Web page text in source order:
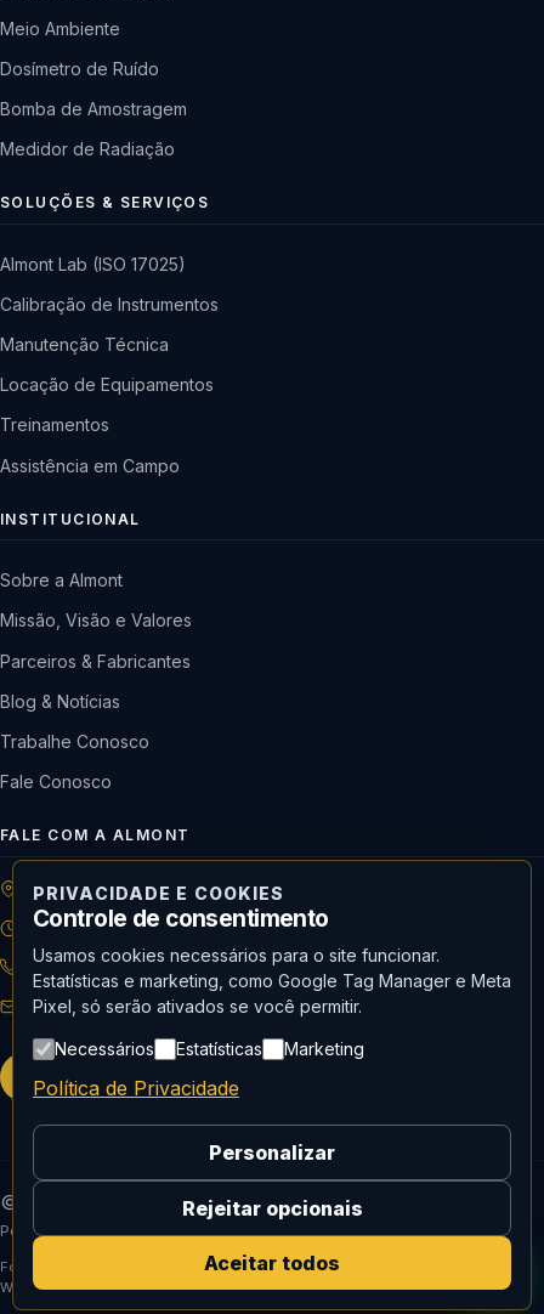
Meio Ambiente
Dosímetro de Ruído
Bomba de Amostragem
Medidor de Radiação
SOLUÇÕES & SERVIÇOS
Almont Lab (ISO 17025)
Calibração de Instrumentos
Manutenção Técnica
Locação de Equipamentos
Treinamentos
Assistência em Campo
INSTITUCIONAL
Sobre a Almont
Missão, Visão e Valores
Parceiros & Fabricantes
Blog & Notícias
Trabalhe Conosco
Fale Conosco
FALE COM A ALMONT
R: Horácio de Castilho, 284 Vila Maria | São Paulo-SP
08h às 18h | Seg. a Qui. | 08h às 17h | Sex.
11 3488-9300 RECEPÇÃO
recepcao@almont.com.br
Solicitar orçamento
© 2026 Almont do Brasil — Todos os direitos reservados.
Política de Privacidade
Fornecedor oficial de Mídia social, curadoria e produção de conteúdo e
Website
PRIVACIDADE E COOKIES
Controle de consentimento
Usamos cookies necessários para o site funcionar.
Estatísticas e marketing, como Google Tag Manager e Meta
Pixel, só serão ativados se você permitir.
Necessários Estatísticas Marketing
Política de Privacidade
Personalizar
Rejeitar opcionais
Aceitar todos